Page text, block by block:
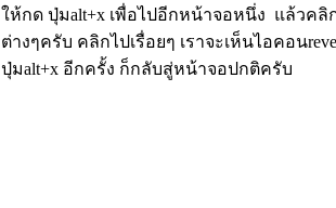
ให้กด ปุ่มalt+x เพื่อไปอีกหน้าจอหนึ่ง แล้วค
ต่างๆครับ คลิกไปเรื่อยๆ เราจะเห็นไอคอน
ปุ่มalt+x อีกครั้ง ก็กลับสู่หน้าจอปกติครับ